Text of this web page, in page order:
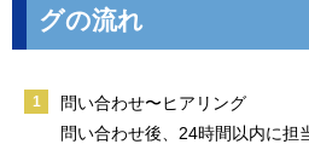
グの流れ
問い合わせ〜ヒアリング
問い合わせ後、24時間以内に担